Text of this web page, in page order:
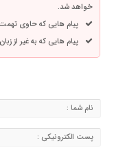
خواهد شد.
پیام هایی که حاوی تهمت
پیام هایی که به غیر از